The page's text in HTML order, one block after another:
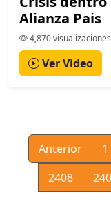
Alianza Pais
4,870 visualizaciones
Ver Video
Anterior 1
2408